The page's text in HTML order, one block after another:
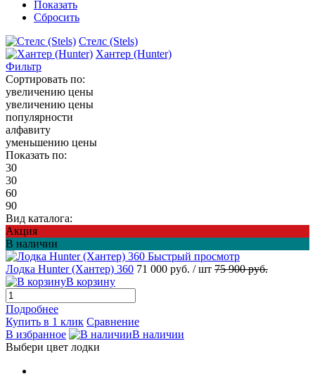
Показать
Сбросить
Стелс (Stels)
Хантер (Hunter)
Фильтр
Сортировать по:
увеличению цены
увеличению цены
популярности
алфавиту
уменьшению цены
Показать по:
30
30
60
90
Вид каталога:
Акция
В наличии
Быстрый просмотр
Лодка Hunter (Хантер) 360 71 000 руб. / шт 75 900 руб.
В корзину
Подробнее
Купить в 1 клик Сравнение
В избранное
В наличии
Выбери цвет лодки